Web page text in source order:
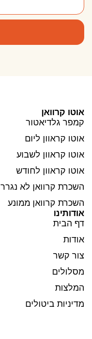
אוטו קרוואן
קמפר גלדיאטור
אוטו קראוון ליום
אוטו קראוון לשבוע
אוטו קראוון לחודש
השכרת קרוואן לא נגרר
השכרת קרוואן ממונע
אודותינו
דף הבית
אודות
צור קשר
מסלולים
המלצות
מדיניות ביטולים